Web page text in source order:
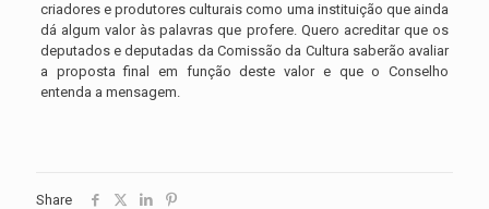
criadores e produtores culturais como uma instituição que ainda
dá algum valor às palavras que profere. Quero acreditar que os
deputados e deputadas da Comissão da Cultura saberão avaliar
a proposta final em função deste valor e que o Conselho
entenda a mensagem.
Share